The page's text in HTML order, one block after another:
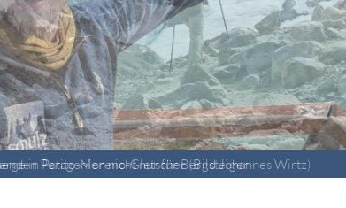
Perito-Moreno-Gletscher (Bild Johannes Wirtz)